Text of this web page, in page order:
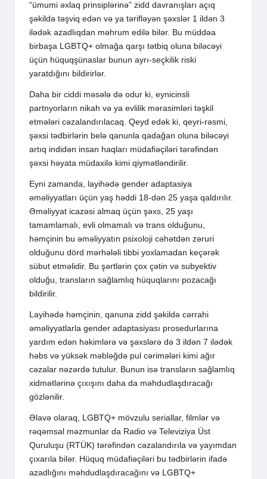
“ümumi əxlaq prinsiplərinə” zidd davranışları açıq
şəkildə təşviq edən və ya tərifləyən şəxslər 1 ildən 3
ilədək azadlıqdan məhrum edilə bilər. Bu müddəa
birbaşa LGBTQ+ olmağa qarşı tətbiq oluna biləcəyi
üçün hüquqşünaslar bunun ayrı-seçkilik riski
yaratdığını bildirirlər.
Daha bir ciddi məsələ də odur ki, eynicinsli
partnyorların nikah və ya evlilik mərasimləri təşkil
etmələri cəzalandırılacaq. Qeyd edək ki, qeyri-rəsmi,
şəxsi tədbirlərin belə qanunla qadağan oluna biləcəyi
artıq indidən insan haqları müdafiəçiləri tərəfindən
şəxsi həyata müdaxilə kimi qiymətləndirilir.
Eyni zamanda, layihədə gender adaptasiya
əməliyyatları üçün yaş həddi 18-dən 25 yaşa qaldırılır.
Əməliyyat icazəsi almaq üçün şəxs, 25 yaşı
tamamlamalı, evli olmamalı və trans olduğunu,
həmçinin bu əməliyyatın psixoloji cəhətdən zəruri
olduğunu dörd mərhələli tibbi yoxlamadan keçərək
sübut etməlidir. Bu şərtlərin çox çətin və subyektiv
olduğu, transların sağlamlıq hüquqlarını pozacağı
bildirilir.
Layihədə həmçinin, qanuna zidd şəkildə cərrahi
əməliyyatlarla gender adaptasiyası prosedurlarına
yardım edən həkimlərə və şəxslərə də 3 ildən 7 ilədək
həbs və yüksək məbləğdə pul cərimələri kimi ağır
cəzalar nəzərdə tutulur. Bunun isə transların sağlamlıq
xidmətlərinə çıxışını daha da məhdudlaşdıracağı
gözlənilir.
Əlavə olaraq, LGBTQ+ mövzulu seriallar, filmlər və
rəqəmsal məzmunlar da Radio və Televiziya Üst
Quruluşu (RTÜK) tərəfindən cəzalandırıla və yayımdan
çıxarıla bilər. Hüquq müdafiəçiləri bu tədbirlərin ifadə
azadlığını məhdudlaşdıracağını və LGBTQ+